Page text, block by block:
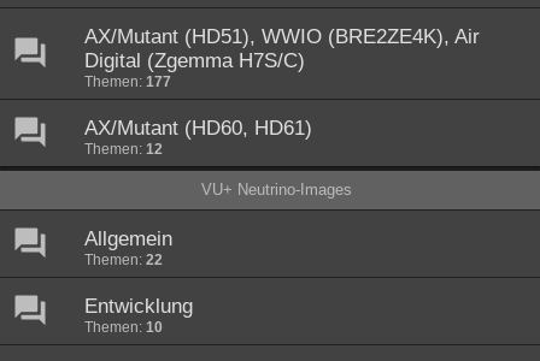
AX/Mutant (HD51), WWIO (BRE2ZE4K), Air
Digital (Zgemma H7S/C)
Themen: 177
AX/Mutant (HD60, HD61)
Themen: 12
VU+ Neutrino-Images
Allgemein
Themen: 22
Entwicklung
Themen: 10